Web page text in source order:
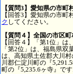
【質問3】愛知県の市
【回答3】愛知県の市町
ク してください。
【質問４】全国の市区
【回答４】「第1位」は
「第2位」は、福島県双
は、高知県土佐郡大川
川郡仁淀川町の『
町の『5,235.6ヶ寺』で